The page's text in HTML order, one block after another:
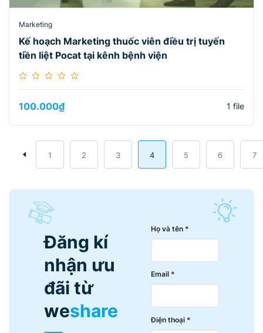
Marketing
Kế hoạch Marketing thuốc viên điều trị tuyến
tiền liệt Pocat tại kênh bệnh viện
100.000₫ 1 file
1 2 3 4 5 6 7
Đăng kí
nhận ưu
đãi từ
weshare
Họ và tên *
Email *
Điện thoại *